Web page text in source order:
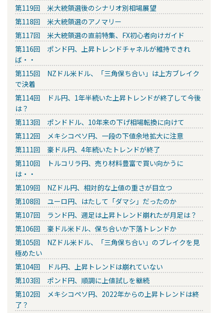
第119回 米大統領選後のシナリオ別相場展望
第118回 米大統領選のアノマリー
第117回 米大統領選の直前特集、FX初心者向けガイド
第116回 ポンド円、上昇トレンドチャネルが維持できれ
ば・・
第115回 NZドル米ドル、「三角保ち合い」は上方ブレイク
で決着
第114回 ドル円、1年半続いた上昇トレンドが終了して今後
は？
第113回 ポンドドル、10年来の下げ相場転換に向けて
第112回 メキシコペソ円、一段の下値余地拡大に注意
第111回 豪ドル円、4年続いたトレンドが終了
第110回 トルコリラ円、売り材料豊富で買い向かうに
は・・
第109回 NZドル円、相対的な上値の重さが目立つ
第108回 ユーロ円、はたして「ダマシ」だったのか
第107回 ランド円、週足は上昇トレンド崩れたが月足は？
第106回 豪ドル米ドル、保ち合いか下落トレンドか
第105回 NZドル米ドル、「三角保ち合い」のブレイクを見
極めたい
第104回 ドル円、上昇トレンドは崩れていない
第103回 ポンド円、順調に上値試しを継続
第102回 メキシコペソ円、2022年からの上昇トレンドは終
了？